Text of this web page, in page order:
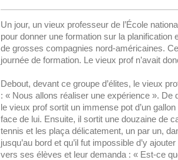
Un jour, un vieux professeur de l’École
pour donner une formation sur la
de grosses compagnies nord-américaines.
journée de formation. Le vieux prof n’avait
Debout, devant ce groupe d’élites, le vieux
: « Nous allons réaliser une expérience ».
le vieux prof sortit un immense pot d’un
face de lui. Ensuite, il sortit une douzaine de
tennis et les plaça délicatement, un par un,
jusqu’au bord et qu’il fut impossible d’y
vers ses élèves et leur demanda : « Est-ce